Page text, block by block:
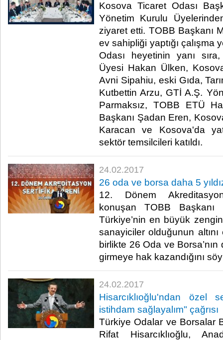
Kosova Ticaret Odası
Yönetim Kurulu
ziyaret etti. TOBB Başkanı
ev sahipliği yaptığı çalışma
Odası heyetinin yanı
Üyesi Hakan Ülken,
Avni Sipahiu, eski Gıda,
Kutbettin Arzu, GTİ A.Ş.
Parmaksız, TOBB ETÜ
Başkanı Şadan Eren,
Karacan ve Kosova'da
sektör temsilcileri katıldı. ​
24.02.2017
26 oda ve borsa daha 5
12. Dönem
konuşan TOBB Başkanı
Türkiye’nin en büyük
sanayiciler olduğunun
birlikte 26 Oda ve Borsa’nın
girmeye hak kazandığını
24.02.2017
Hisarcıklıoğlu'ndan
istihdam sağlayalım" çağrısı
Türkiye Odalar ve Borsalar
Rifat Hisarcıklıoğlu,